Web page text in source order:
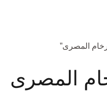
المصرى”
المصرى